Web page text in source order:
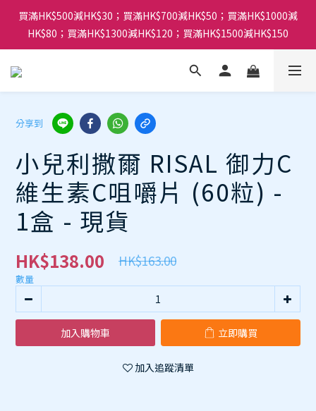
買滿HK$500減HK$30；買滿HK$700減HK$50；買滿HK$1000減
HK$80；買滿HK$1300減HK$120；買滿HK$1500減HK$150
分享到
小兒利撒爾 RISAL 御力C
維生素C咀嚼片 (60粒) -
1盒 - 現貨
HK$138.00 HK$163.00
數量
加入購物車 立即購買
加入追蹤清單